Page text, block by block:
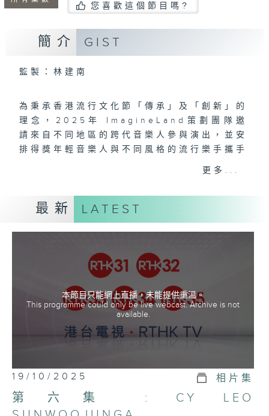
您喜歡這個節目嗎?
簡介 GIST
監製：林建南
為秉承香港流行文化節「傳承」及「創新」的
理念，2025年 ImagineLand策劃團隊邀
請來自不同地區的跨代音樂人參與演出，並安
排得獎年輕音樂人與不同風格的流行樂手攜手
演出，豐富音樂類別及元素，為他們提供發揮
更多...
最新 LATEST
本節目只能網上直播，未能提供重溫。
This programme could only be live webcast. Archive is not
available.
19/10/2025 相片集
第六集 : CY LEO